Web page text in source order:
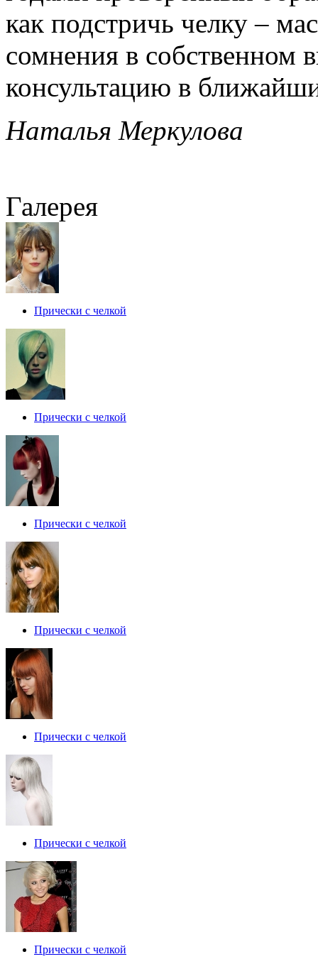
как подстричь челку –
сомнения в собственном
консультацию в
Наталья Меркулова
Галерея
Прически с челкой
Прически с челкой
Прически с челкой
Прически с челкой
Прически с челкой
Прически с челкой
Прически с челкой